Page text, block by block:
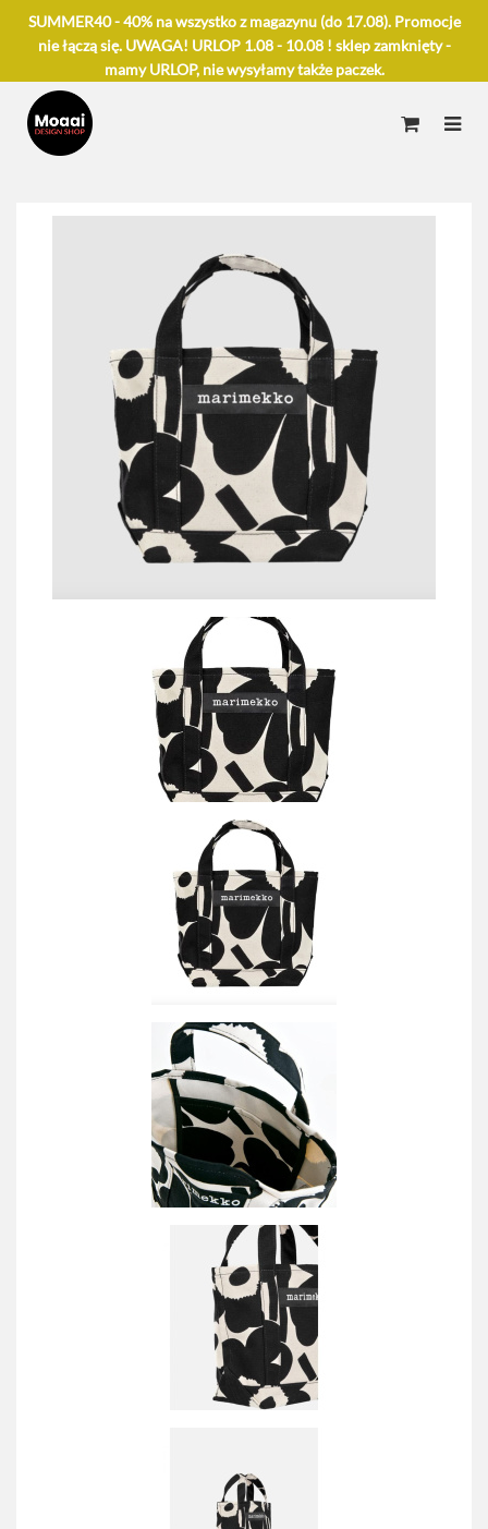
SUMMER40 - 40% na wszystko z magazynu (do 17.08). Promocje
nie łączą się. UWAGA! URLOP 1.08 - 10.08 ! sklep zamknięty -
mamy URLOP, nie wysyłamy także paczek.